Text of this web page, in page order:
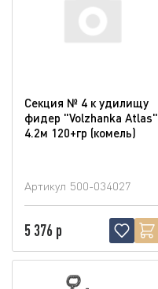
Секция № 4 к удилищу
фидер "Volzhanka Atlas"
4.2м 120+гр (комель)
Артикул 500-034027
5 376 р